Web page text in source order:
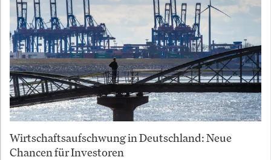
Wirtschaftsaufschwung in Deutschland: Neue
Chancen für Investoren